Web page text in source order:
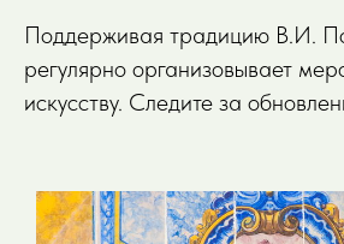
Поддерживая традицию В.И.
регулярно организовывает
искусству. Следите за